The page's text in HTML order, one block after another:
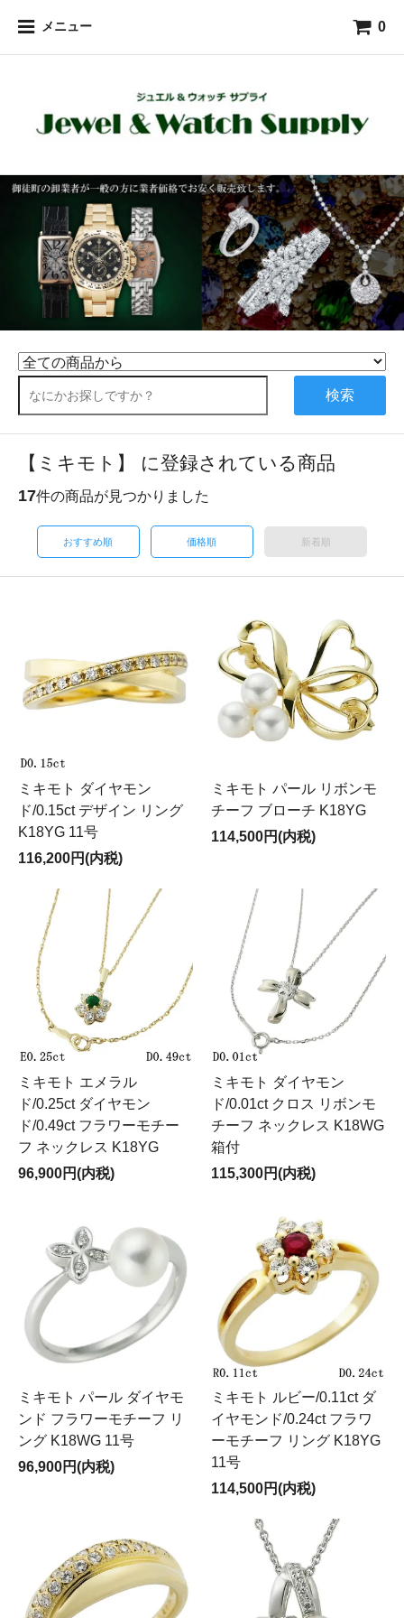
メニュー 0
検索
【ミキモト】 に登録されている商品
17件の商品が見つかりました
おすすめ順 価格順 新着順
ミキモト ダイヤモン
ド/0.15ct デザイン リング
K18YG 11号
116,200円(内税)
ミキモト パール リボンモ
チーフ ブローチ K18YG
114,500円(内税)
ミキモト エメラル
ド/0.25ct ダイヤモン
ド/0.49ct フラワーモチー
フ ネックレス K18YG
96,900円(内税)
ミキモト ダイヤモン
ド/0.01ct クロス リボンモ
チーフ ネックレス K18WG
箱付
115,300円(内税)
ミキモト パール ダイヤモ
ンド フラワーモチーフ リ
ング K18WG 11号
96,900円(内税)
ミキモト ルビー/0.11ct ダ
イヤモンド/0.24ct フラワ
ーモチーフ リング K18YG
11号
114,500円(内税)